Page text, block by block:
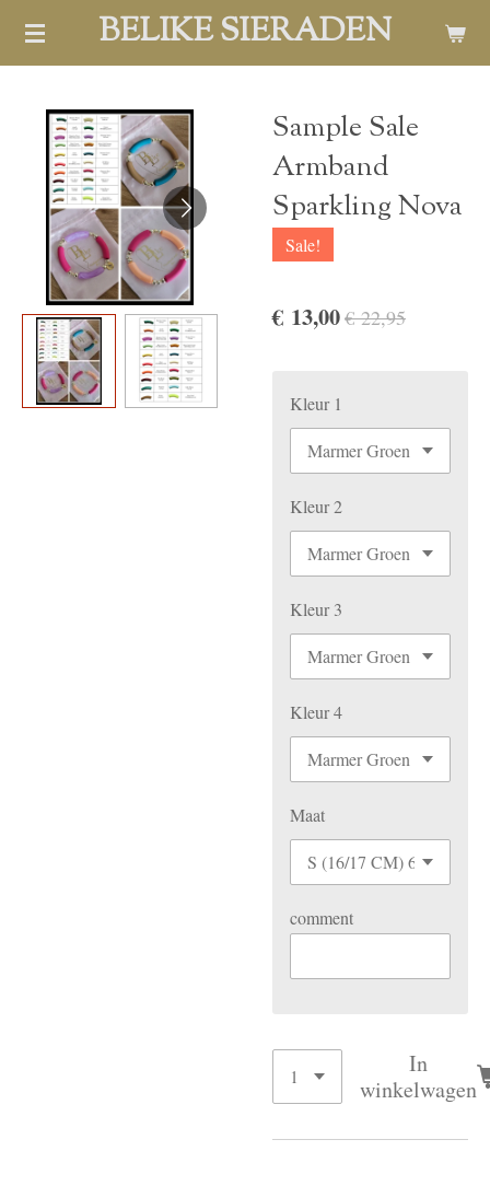
Ga
hoofdinhoud
BELIKE SIERADEN
Sample Sale
Armband
Sparkling Nova
Sale!
€ 13,00€ 22,95
Kleur 1
Kleur 2
Kleur 3
Kleur 4
Maat
comment
In
winkelwagen